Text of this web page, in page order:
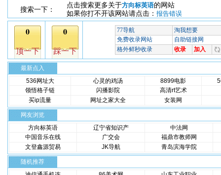
搜索一下：
点击搜索更多关于方向标英语的网站
如果你打不开该网站请点击： 报告错误
最新点入
536网址大
心灵的鸡汤 8899电影
领悟格子链
闪播影院
高清rt艺术
买ip流量
网址之家大全 女装网
网友浏览
方向标英语
辽宁省知识产
中法网
中国音乐在线
广交会
福鼎市教师网
文登鑫源贸易
JK导航 青岛滨海学院
随机推荐